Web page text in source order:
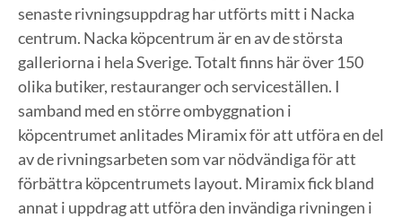
senaste rivningsuppdrag har utförts mitt i Nacka
centrum. Nacka köpcentrum är en av de största
galleriorna i hela Sverige. Totalt finns här över 150
olika butiker, restauranger och serviceställen. I
samband med en större ombyggnation i
köpcentrumet anlitades Miramix för att utföra en del
av de rivningsarbeten som var nödvändiga för att
förbättra köpcentrumets layout. Miramix fick bland
annat i uppdrag att utföra den invändiga rivningen i